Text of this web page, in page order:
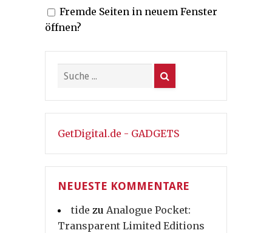
Fremde Seiten in neuem Fenster
öffnen?
GetDigital.de - GADGETS
NEUESTE KOMMENTARE
tide zu Analogue Pocket:
Transparent Limited Editions